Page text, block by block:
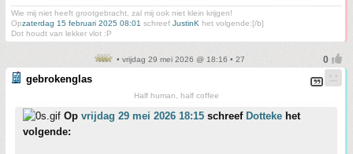
Wie mij niet heeft grootgebracht, zal mij ook niet klein krijgen!
Opzaterdag 15 februari 2025 08:01 schreef JustinK het volgende:[/b]
Dot houdt van lekker vlot :P
• vrijdag 29 mei 2026 @ 18:16 • 27
gebrokenglas
Half human, half coffee
Op vrijdag 29 mei 2026 18:15 schreef Dotteke het
volgende: